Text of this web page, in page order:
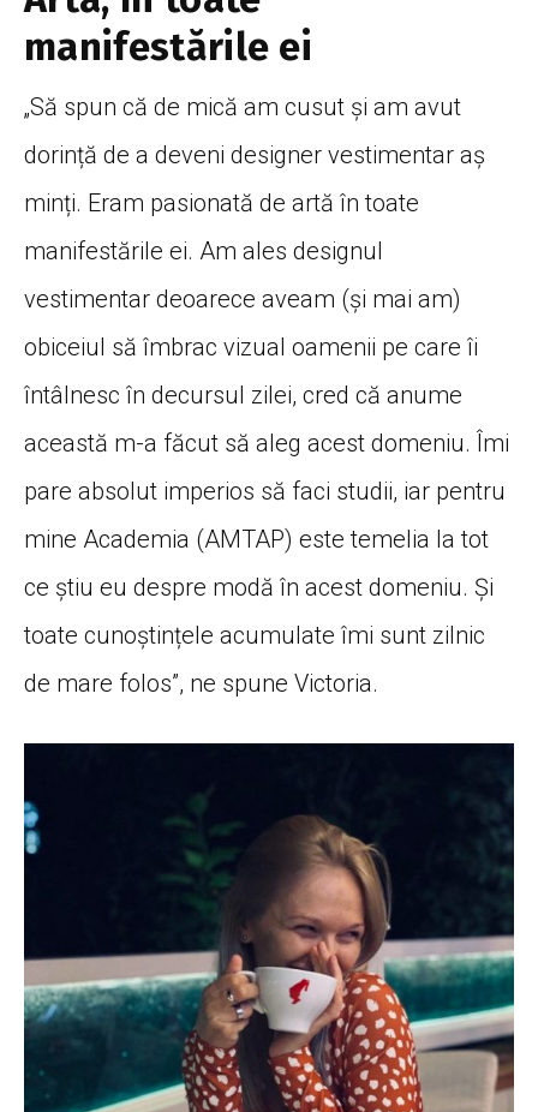
manifestările ei
„Să spun că de mică am cusut și am avut
dorință de a deveni designer vestimentar aș
minți. Eram pasionată de artă în toate
manifestările ei. Am ales designul
vestimentar deoarece aveam (și mai am)
obiceiul să îmbrac vizual oamenii pe care îi
întâlnesc în decursul zilei, cred că anume
această m-a făcut să aleg acest domeniu. Îmi
pare absolut imperios să faci studii, iar pentru
mine Academia (AMTAP) este temelia la tot
ce știu eu despre modă în acest domeniu. Și
toate cunoștințele acumulate îmi sunt zilnic
de mare folos”, ne spune Victoria.